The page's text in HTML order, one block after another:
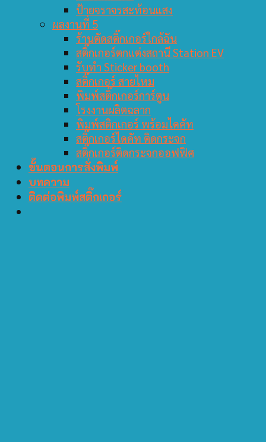
ป้ายจราจรสะท้อนแสง
ผลงานที่ 5
ร้านตัดสติ๊กเกอร์ใกล้ฉัน
สติ๊กเกอร์ตกแต่งสถานี Station EV
รับทำ Sticker booth
สติ๊กเกอร์ สายไหม
พิมพ์สติ๊กเกอร์การ์ตูน
โรงงานผลิตฉลาก
พิมพ์สติกเกอร์ พร้อมไดคัท
สติ๊กเกอร์ไดคัท ติดกระจก
สติ๊กเกอร์ติดกระจกออฟฟิศ
ขั้นตอนการสั่งพิมพ์
บทความ
ติดต่อพิมพ์สติ๊กเกอร์